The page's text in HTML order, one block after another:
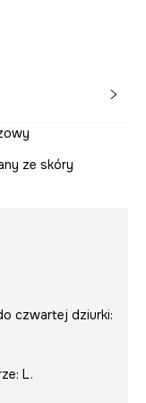
ze skóry
czwartej dziurki:
L.